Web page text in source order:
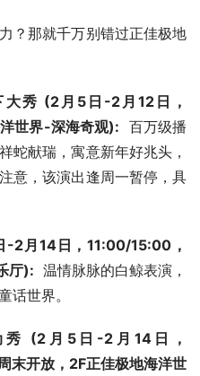
？那就千万别错过正佳极地
大秀 (2月5日-2月12日，
世界-深海奇观):
  百万级播
蛇献瑞，寓意新年好兆头，
意，该演出逢周一暂停，具
-2月14日，11:00/15:00，
厅):
  温情脉脉的白鲸表演，
话世界。
秀 (2月5日-2月14日，
开放，2F正佳极地海洋世